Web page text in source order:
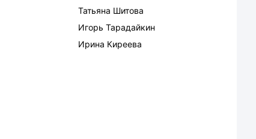
Татьяна Шитова
Игорь Тарадайкин
Ирина Киреева